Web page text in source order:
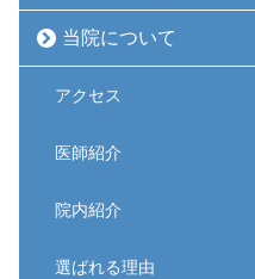
当院について
アクセス
医師紹介
院内紹介
選ばれる理由